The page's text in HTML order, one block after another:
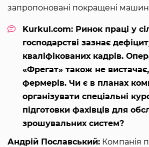
запропоновані покращені
Kurkul.com: Ринок праці у
господарстві зазнає
кваліфікованих кадрів.
«Фрегат» також не
фермерів. Чи є в планах
організувати спеціальні
підготовки фахівців для
зрошувальних систем?
Андрій Пославський: Компанія